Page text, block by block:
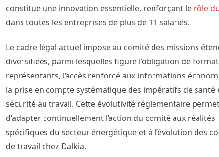
constitue une innovation essentielle, renforçant le rôle
dans toutes les entreprises de plus de 11 salariés.
Le cadre légal actuel impose au comité des missions
diversifiées, parmi lesquelles figure l’obligation de
représentants, l’accès renforcé aux informations
la prise en compte systématique des impératifs de santé
sécurité au travail. Cette évolutivité réglementaire permet
d’adapter continuellement l’action du comité aux réalités
spécifiques du secteur énergétique et à l’évolution des
de travail chez Dalkia.